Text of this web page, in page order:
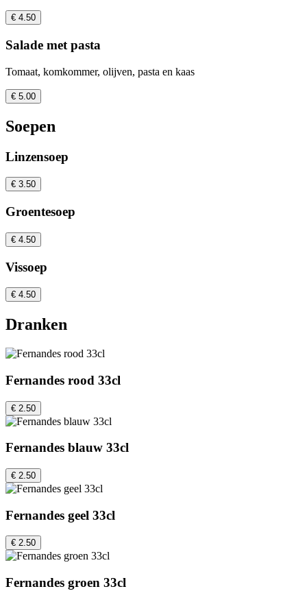
€ 4.50
Salade met pasta
Tomaat, komkommer, olijven, pasta en kaas
€ 5.00
Soepen
Linzensoep
€ 3.50
Groentesoep
€ 4.50
Vissoep
€ 4.50
Dranken
Fernandes rood 33cl
€ 2.50
Fernandes blauw 33cl
€ 2.50
Fernandes geel 33cl
€ 2.50
Fernandes groen 33cl